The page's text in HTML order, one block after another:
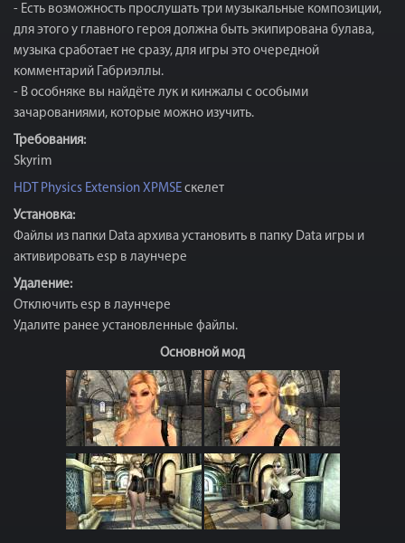
- Есть возможность прослушать три музыкальные композиции,
для этого у главного героя должна быть экипирована булава,
музыка сработает не сразу, для игры это очередной
комментарий Габриэллы.
- В особняке вы найдёте лук и кинжалы с особыми
зачарованиями, которые можно изучить.
Требования:
Skyrim
HDT Physics Extension XPMSE скелет
Установка:
Файлы из папки Data архива установить в папку Data игры и
активировать esp в лаунчере
Удаление:
Отключить esp в лаунчере
Удалите ранее установленные файлы.
Основной мод